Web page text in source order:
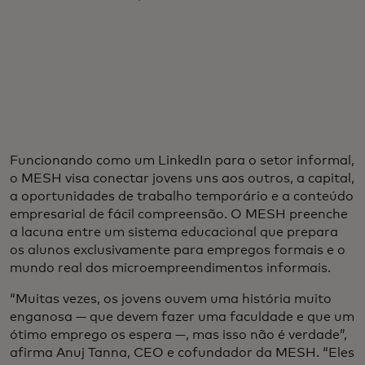
Funcionando como um LinkedIn para o setor informal,
o MESH visa conectar jovens uns aos outros, a capital,
a oportunidades de trabalho temporário e a conteúdo
empresarial de fácil compreensão. O MESH preenche
a lacuna entre um sistema educacional que prepara
os alunos exclusivamente para empregos formais e o
mundo real dos microempreendimentos informais.
“Muitas vezes, os jovens ouvem uma história muito
enganosa — que devem fazer uma faculdade e que um
ótimo emprego os espera —, mas isso não é verdade”,
afirma Anuj Tanna, CEO e cofundador da MESH. “Eles